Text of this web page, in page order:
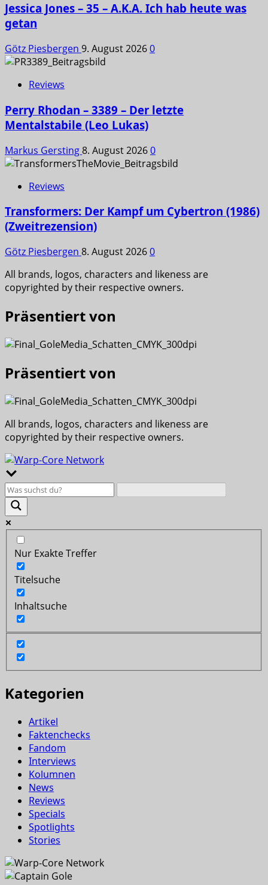
Jessica Jones – 35 – A.K.A. Ich hab heute was
getan
Götz Piesbergen 9. August 20260
Reviews
Perry Rhodan – 3389 – Der letzte
Mentalstabile (Leo Lukas)
Markus Gersting8. August 20260
Reviews
Transformers: Der Kampf um Cybertron (1986)
(Zweitrezension)
Götz Piesbergen 8. August 20260
All brands, logos, characters and likeness are
copyrighted by their respective owners.
Präsentiert von
Präsentiert von
All brands, logos, characters and likeness are
copyrighted by their respective owners.
Nur Exakte Treffer
Titelsuche
Inhaltsuche
Kategorien
Artikel
Faktenchecks
Fandom
Interviews
Kolumnen
News
Reviews
Specials
Spotlights
Stories